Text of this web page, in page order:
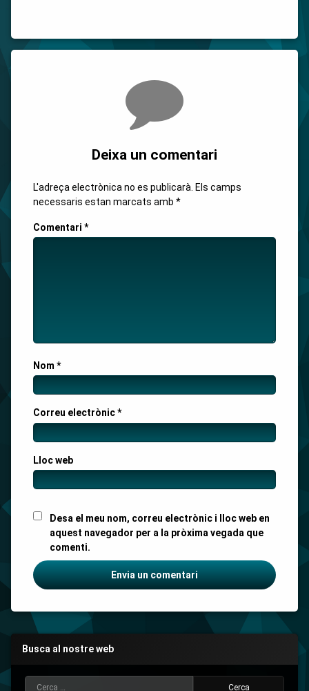
Deixa un comentari
L'adreça electrònica no es publicarà. Els camps
necessaris estan marcats amb *
Comentari *
Nom *
Correu electrònic*
Lloc web
Desa el meu nom, correu electrònic i lloc web en
aquest navegador per a la pròxima vegada que
comenti.
Busca al nostre web
Cerca: